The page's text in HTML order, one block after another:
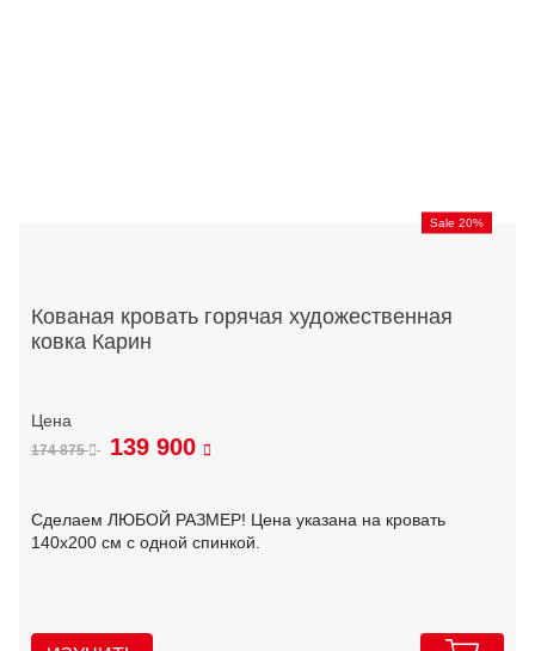
Sale 20%
Кованая кровать горячая художественная
ковка Карин
174 875 139 900
Сделаем ЛЮБОЙ РАЗМЕР! Цена указана на кровать
140х200 см с одной спинкой.